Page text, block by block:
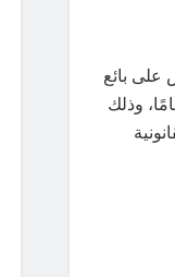
على بائع
عامًا، متهمًا بالتسبب في وفاة ابنته البالغة من العمر 15 عامًا، وذلك